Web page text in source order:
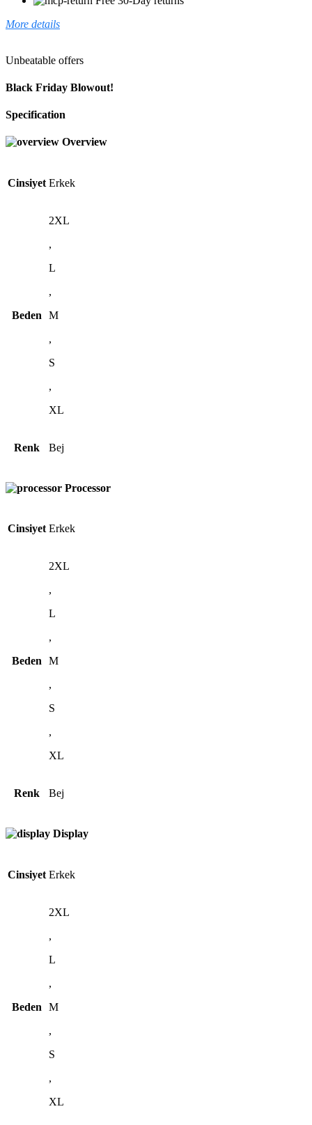
More details
Unbeatable offers
Black Friday Blowout!
Specification
Overview
Cinsiyet Erkek
Beden
2XL
,
L
,
M
,
S
,
XL
Renk Bej
Processor
Cinsiyet Erkek
Beden
2XL
,
L
,
M
,
S
,
XL
Renk Bej
Display
Cinsiyet Erkek
Beden
2XL
,
L
,
M
,
S
,
XL